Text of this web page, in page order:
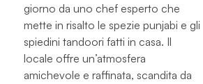
giorno da uno chef esperto che
mette in risalto le spezie punjabi e gli
spiedini tandoori fatti in casa. Il
locale offre un’atmosfera
amichevole e raffinata, scandita da